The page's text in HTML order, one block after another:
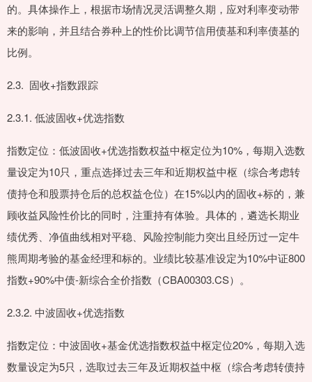
的。具体操作上，根据市场情况灵活调整久期，应对利率变动带
来的影响，并且结合券种上的性价比调节信用债基和利率债基的
比例。
2.3. 固收+指数跟踪
2.3.1. 低波固收+优选指数
指数定位：低波固收+优选指数权益中枢定位为10%，每期入选数
量设定为10只，重点选择过去三年和近期权益中枢（综合考虑转
债持仓和股票持仓后的总权益仓位）在15%以内的固收+标的，兼
顾收益风险性价比的同时，注重持有体验。具体的，遴选长期业
绩优秀、净值曲线相对平稳、风险控制能力突出且经历过一定牛
熊周期考验的基金经理和标的。业绩比较基准设定为10%中证800
指数+90%中债-新综合全价指数（CBA00303.CS）。
2.3.2. 中波固收+优选指数
指数定位：中波固收+基金优选指数权益中枢定位20%，每期入选
数量设定为5只，选取过去三年及近期权益中枢（综合考虑转债持